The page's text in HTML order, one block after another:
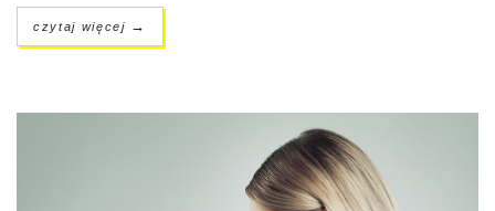
czytaj więcej →